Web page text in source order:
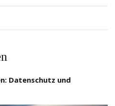
Datenschutz und